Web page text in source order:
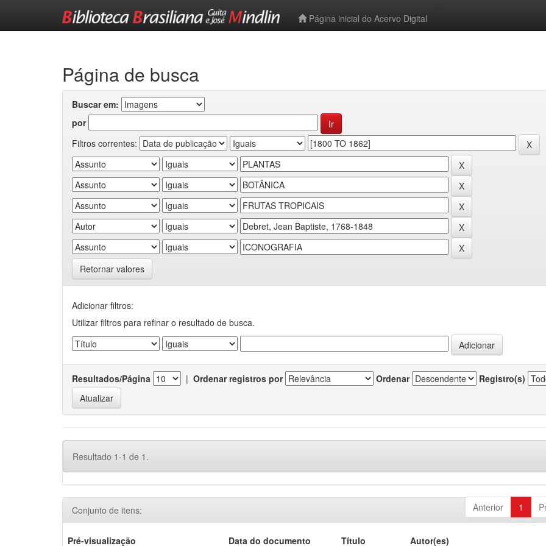
Página inicial do Acervo Digital
Página de busca
Buscar em:
por
Filtros correntes:
Retornar valores
Adicionar filtros:
Utilizar filtros para refinar o resultado de busca.
Resultados/Página | Ordenar registros por Ordenar Registro(s)
Resultado 1-1 de 1.
Anterior 1
Conjunto de itens:
Pré-visualização Data do documento Título Autor(es)